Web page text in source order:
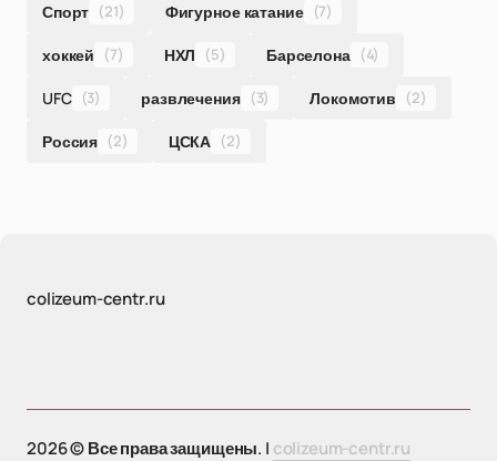
Спорт (21) Фигурное катание (7)
хоккей (7) НХЛ (5) Барселона (4)
UFC (3) развлечения (3) Локомотив (2)
Россия (2) ЦСКА (2)
colizeum-centr.ru
2026 © Все права защищены. | colizeum-centr.ru